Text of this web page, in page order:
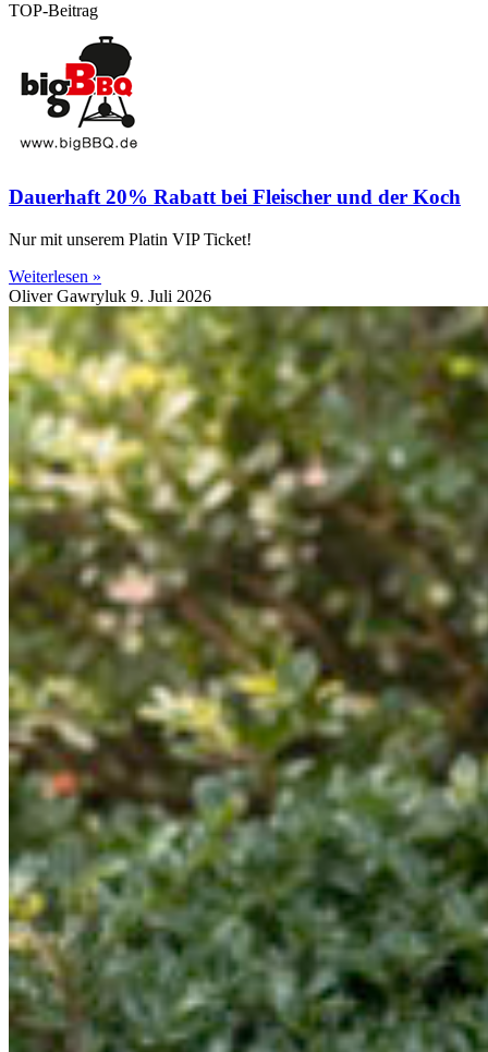
TOP-Beitrag
Dauerhaft 20% Rabatt bei Fleischer und der Koch
Nur mit unserem Platin VIP Ticket!
Weiterlesen »
Oliver Gawryluk 9. Juli 2026